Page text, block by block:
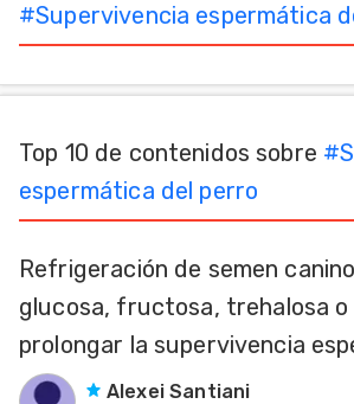
Porcicultura
#Supervivencia espermática
Top 10 de contenidos sobre #
espermática del perro
Refrigeración de semen
glucosa, fructosa, trehalosa o
prolongar la supervivencia
Alexei Santiani